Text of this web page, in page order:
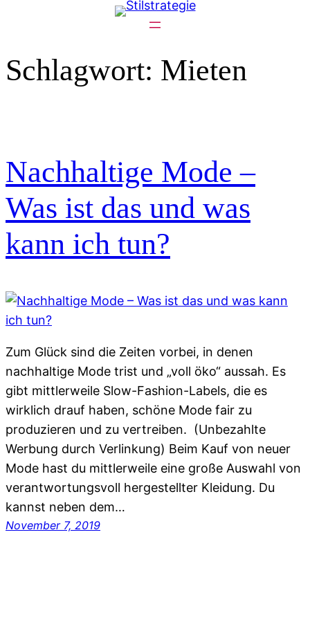
Schlagwort: Mieten
Nachhaltige Mode –
Was ist das und was
kann ich tun?
Zum Glück sind die Zeiten vorbei, in denen
nachhaltige Mode trist und „voll öko“ aussah. Es
gibt mittlerweile Slow-Fashion-Labels, die es
wirklich drauf haben, schöne Mode fair zu
produzieren und zu vertreiben. (Unbezahlte
Werbung durch Verlinkung) Beim Kauf von neuer
Mode hast du mittlerweile eine große Auswahl von
verantwortungsvoll hergestellter Kleidung. Du
kannst neben dem…
November 7, 2019